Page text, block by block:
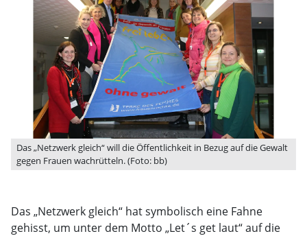
Das „Netzwerk gleich“ will die Öffentlichkeit in Bezug auf die Gewalt
gegen Frauen wachrütteln. (Foto: bb)
Das „Netzwerk gleich“ hat symbolisch eine Fahne
gehisst, um unter dem Motto „Let´s get laut“ auf die